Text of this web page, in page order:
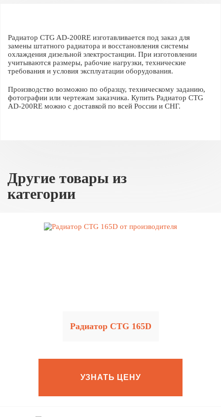
Радиатор CTG AD-200RE изготавливается под заказ для
замены штатного радиатора и восстановления системы
охлаждения дизельной электростанции. При изготовлении
учитываются размеры, рабочие нагрузки, технические
требования и условия эксплуатации оборудования.
Производство возможно по образцу, техническому заданию,
фотографии или чертежам заказчика. Купить Радиатор CTG
AD-200RE можно с доставкой по всей России и СНГ.
Другие товары из
категории
Радиатор CTG 165D
УЗНАТЬ ЦЕНУ